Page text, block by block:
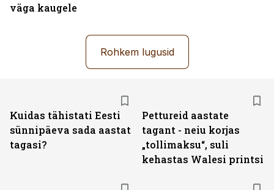
väga kaugele
Rohkem lugusid
Kuidas tähistati Eesti
sünnipäeva sada aastat
tagasi?
Pettureid aastate
tagant - neiu korjas
„tollimaksu“, suli
kehastas Walesi printsi